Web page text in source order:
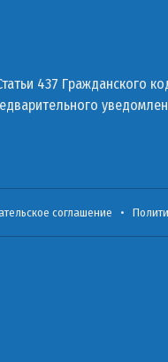
437 Гражданского
соглашение •